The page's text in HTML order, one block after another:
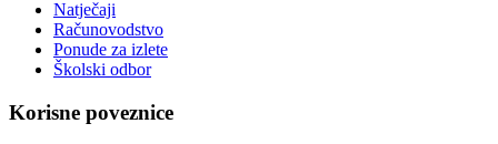
Natječaji
Računovodstvo
Ponude za izlete
Školski odbor
Korisne poveznice